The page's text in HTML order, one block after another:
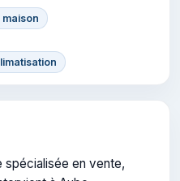
spécialisée en vente,